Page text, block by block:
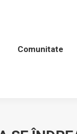
Comunitate